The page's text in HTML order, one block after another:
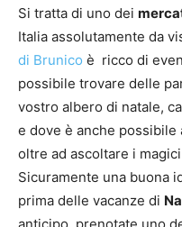
Si tratta di uno dei
Italia assolutamente da
di Brunico è ricco di
possibile trovare delle
vostro albero di natale,
e dove è anche
oltre ad ascoltare i
Sicuramente una buona
prima delle vacanze di